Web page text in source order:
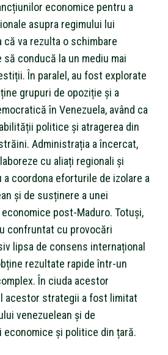
economice pentru a
asupra regimului lui
că va rezulta o schimbare
conducă la un mediu mai
În paralel, au fost explorate
grupuri de opoziție și a
în Venezuela, având ca
politice și atragerea din
Administrația a încercat,
cu aliați regionali și
coordona eforturile de izolare a
și de susținere a unei
post-Maduro. Totuși,
confruntat cu provocări
lipsa de consens internațional
rezultate rapide într-un
În ciuda acestor
acestor strategii a fost limitat
venezuelean și de
și politice din țară.